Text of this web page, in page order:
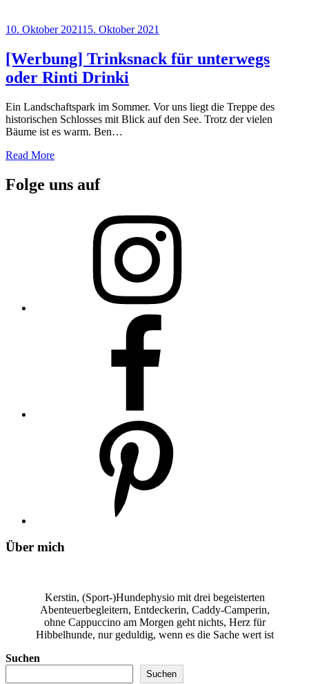
Posted
10. Oktober 202115. Oktober 2021
[Werbung] Trinksnack für unterwegs
oder Rinti Drinki
Ein Landschaftspark im Sommer. Vor uns liegt die Treppe des
historischen Schlosses mit Blick auf den See. Trotz der vielen
Bäume ist es warm. Ben…
Read More
Folge uns auf
Über mich
Kerstin, (Sport-)Hundephysio mit drei begeisterten
Abenteuerbegleitern, Entdeckerin, Caddy-Camperin,
ohne Cappuccino am Morgen geht nichts, Herz für
Hibbelhunde, nur geduldig, wenn es die Sache wert ist
Suchen
Suchen